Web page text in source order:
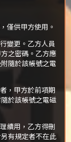
僅供甲方使用。
變更。乙方人員
之密碼。乙方應
隨於該帳號之電
，甲方於前項期
於該帳號之電磁
續用，乙方得刪
有規定者不在此